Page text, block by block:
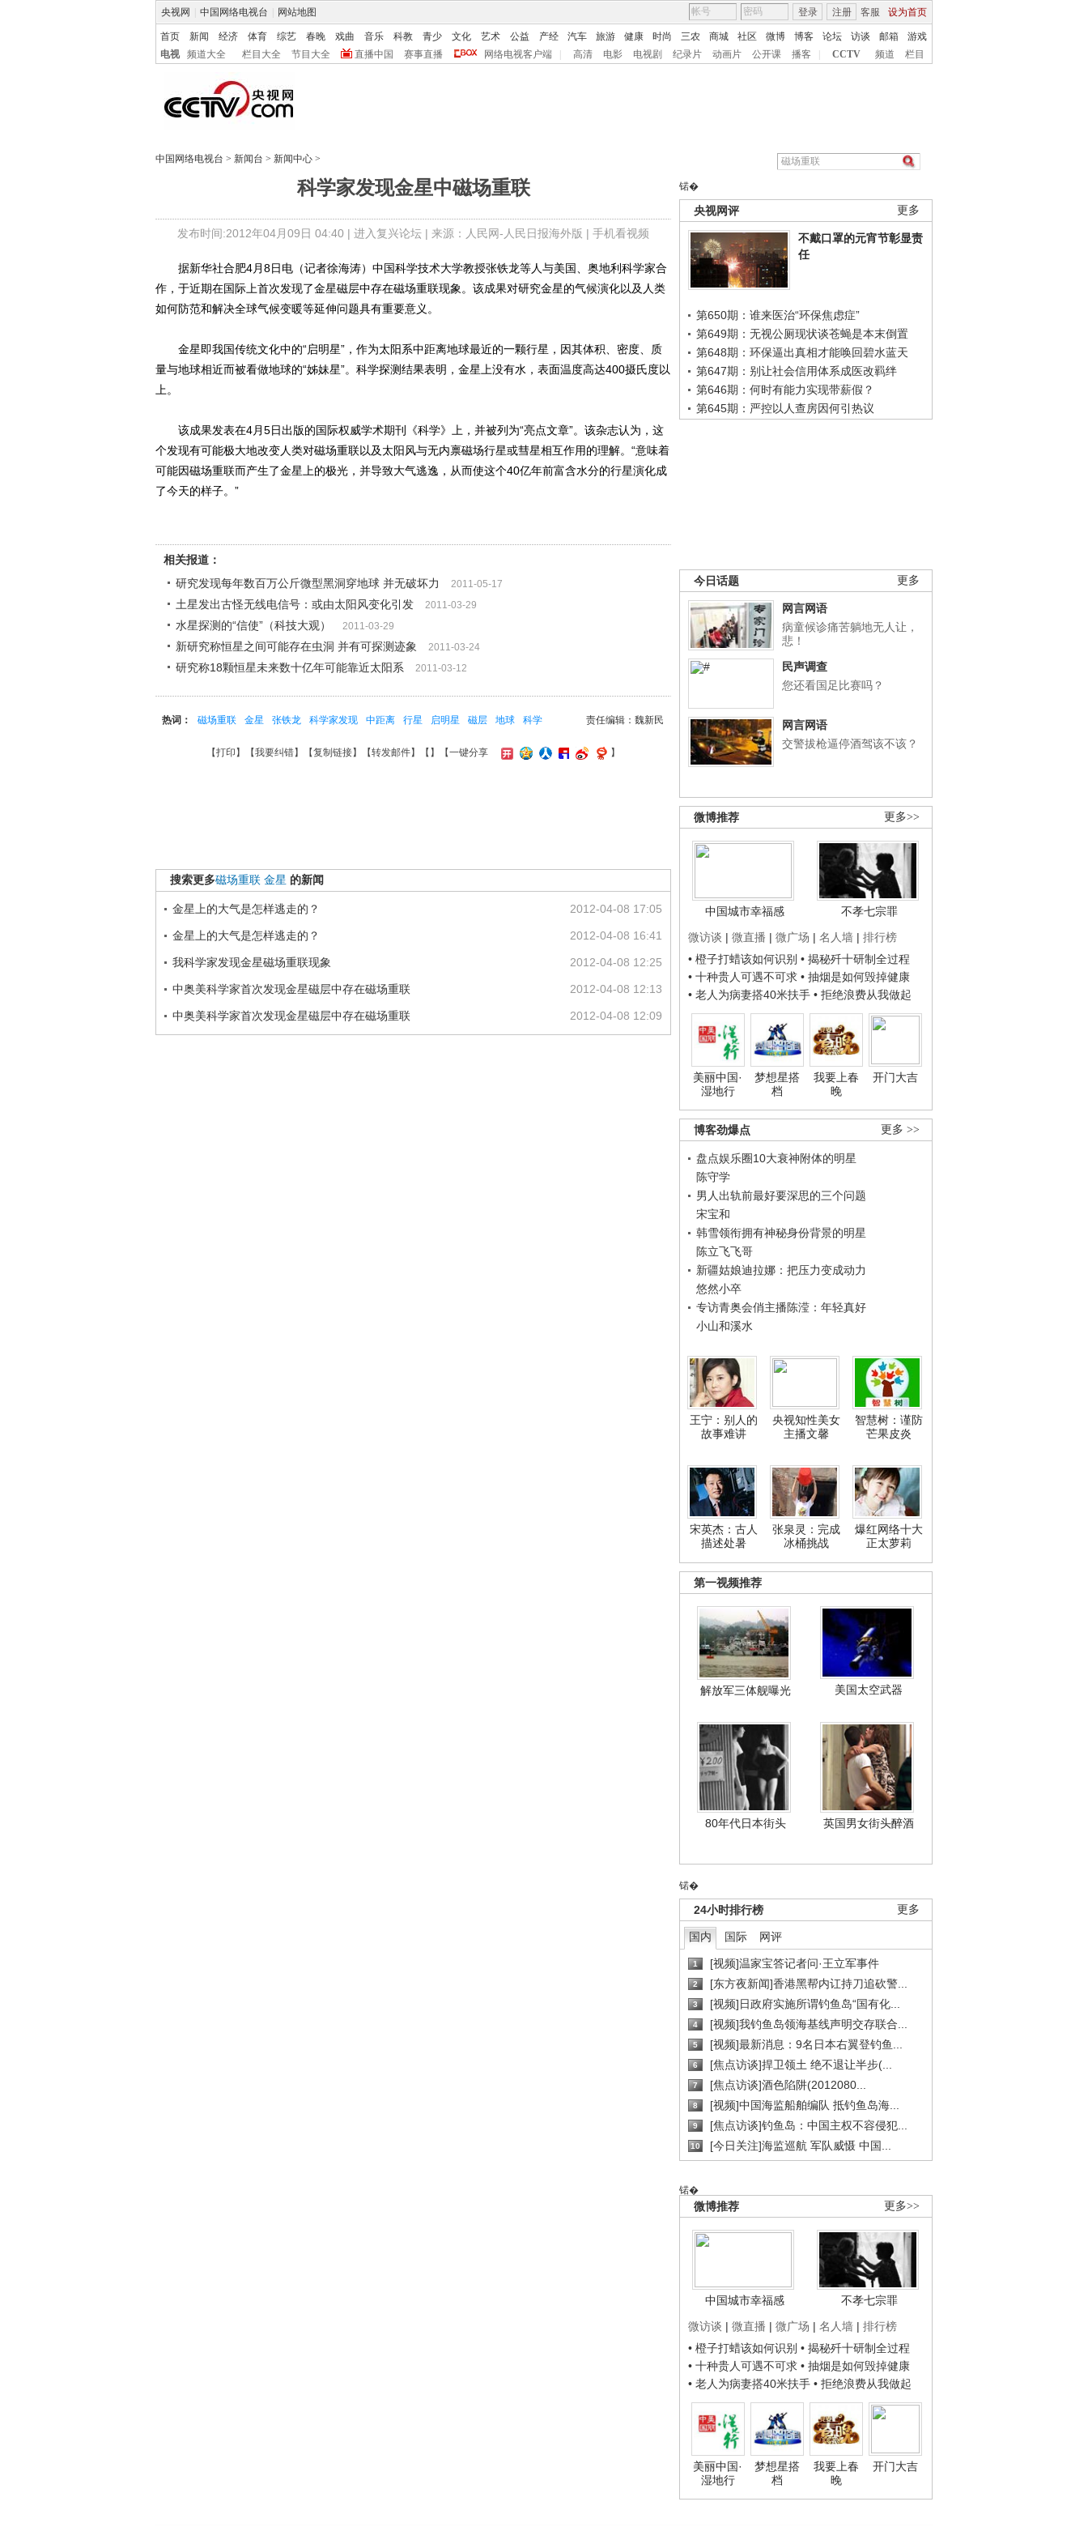
央视网 中国网络电视台 网站地图 客服 设为首页
登录 注册
首页 新闻 经济 体育 综艺 春晚 戏曲 音乐 科教 青少 文化 艺术 公益 产经 汽车 旅游 健康 时尚 三农 商城 社区 微博 博客 论坛 访谈 邮箱
游戏
电视
频道大全 栏目大全 节目大全 直播中国 赛事直播 网络电视客户端 高清 电影 电视剧 纪录片 动画片 公开课 播客 CCTV 频道 栏目
中国网络电视台 > 新闻台 > 新闻中心 >
科学家发现金星中磁场重联
发布时间:2012年04月09日 04:40 | 进入复兴论坛 | 来源：人民网-人民日报海外版 | 手机看视频
锘�
更多
央视网评
不戴口罩的元宵节彰显责
任
第650期：谁来医治“环保焦虑症”
第649期：无视公厕现状谈苍蝇是本末倒置
第648期：环保逼出真相才能唤回碧水蓝天
第647期：别让社会信用体系成医改羁绊
第646期：何时有能力实现带薪假？
第645期：严控以人查房因何引热议
更多
今日话题
网言网语
病童候诊痛苦躺地无人让，
悲！
民声调查
您还看国足比赛吗？
网言网语
交警拔枪逼停酒驾该不该？
更多>>
微博推荐
中国城市幸福感
不孝七宗罪
微访谈 | 微直播 | 微广场 | 名人墙 | 排行榜
• 橙子打蜡该如何识别 • 揭秘歼十研制全过程
• 十种贵人可遇不可求 • 抽烟是如何毁掉健康
• 老人为病妻搭40米扶手 • 拒绝浪费从我做起
美丽中国·
湿地行
梦想星搭
档
我要上春
晚
开门大吉
更多 >>
博客劲爆点
盘点娱乐圈10大衰神附体的明星
陈守学
男人出轨前最好要深思的三个问题
宋宝和
韩雪领衔拥有神秘身份背景的明星
陈立飞飞哥
新疆姑娘迪拉娜：把压力变成动力
悠然小卒
专访青奥会俏主播陈滢：年轻真好
小山和溪水
王宁：别人的
故事难讲
央视知性美女
主播文馨
智慧树：谨防
芒果皮炎
宋英杰：古人
描述处暑
张泉灵：完成
冰桶挑战
爆红网络十大
正太萝莉
第一视频推荐
解放军三体舰曝光 美国太空武器
80年代日本街头 英国男女街头醉酒
锘�
更多
24小时排行榜
国内 国际 网评
1 [视频]温家宝答记者问·王立军事件
2 [东方夜新闻]香港黑帮内讧持刀追砍警...
3 [视频]日政府实施所谓钓鱼岛“国有化...
4 [视频]我钓鱼岛领海基线声明交存联合...
5 [视频]最新消息：9名日本右翼登钓鱼...
6 [焦点访谈]捍卫领土 绝不退让半步(...
7 [焦点访谈]酒色陷阱(2012080...
8 [视频]中国海监船舶编队 抵钓鱼岛海...
9 [焦点访谈]钓鱼岛：中国主权不容侵犯...
10 [今日关注]海监巡航 军队威慑 中国...
锘�
更多>>
微博推荐
中国城市幸福感
不孝七宗罪
微访谈 | 微直播 | 微广场 | 名人墙 | 排行榜
• 橙子打蜡该如何识别 • 揭秘歼十研制全过程
• 十种贵人可遇不可求 • 抽烟是如何毁掉健康
• 老人为病妻搭40米扶手 • 拒绝浪费从我做起
美丽中国·
湿地行
梦想星搭
档
我要上春
晚
开门大吉
据新华社合肥4月8日电（记者徐海涛）中国科学技术大学教授张铁龙等人与美国、奥地利科学家合
作，于近期在国际上首次发现了金星磁层中存在磁场重联现象。该成果对研究金星的气候演化以及人类
如何防范和解决全球气候变暖等延伸问题具有重要意义。
金星即我国传统文化中的“启明星”，作为太阳系中距离地球最近的一颗行星，因其体积、密度、质
量与地球相近而被看做地球的“姊妹星”。科学探测结果表明，金星上没有水，表面温度高达400摄氏度以
上。
该成果发表在4月5日出版的国际权威学术期刊《科学》上，并被列为“亮点文章”。该杂志认为，这
个发现有可能极大地改变人类对磁场重联以及太阳风与无内禀磁场行星或彗星相互作用的理解。“意味着
可能因磁场重联而产生了金星上的极光，并导致大气逃逸，从而使这个40亿年前富含水分的行星演化成
了今天的样子。”
相关报道：
研究发现每年数百万公斤微型黑洞穿地球 并无破坏力
2011-05-17
土星发出古怪无线电信号：或由太阳风变化引发 2011-03-29
水星探测的“信使”（科技大观） 2011-03-29
新研究称恒星之间可能存在虫洞 并有可探测迹象 2011-03-24
研究称18颗恒星未来数十亿年可能靠近太阳系 2011-03-12
责任编辑：魏新民
热词： 磁场重联 金星 张铁龙 科学家发现 中距离 行星 启明星 磁层 地球 科学
【打印 】【我要纠错】【复制链接】【转发邮件】【 】 【一键分享 】
搜索更多磁场重联 金星 的新闻
2012-04-08 17:05
金星上的大气是怎样逃走的？
2012-04-08 16:41
金星上的大气是怎样逃走的？
2012-04-08 12:25
我科学家发现金星磁场重联现象
2012-04-08 12:13
中奥美科学家首次发现金星磁层中存在磁场重联
2012-04-08 12:09
中奥美科学家首次发现金星磁层中存在磁场重联